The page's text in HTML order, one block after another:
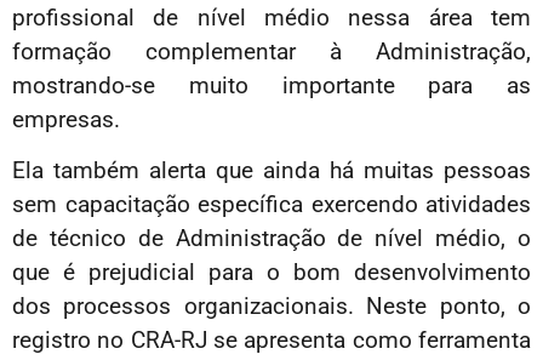
profissional de nível médio nessa área tem
formação complementar à Administração,
mostrando-se muito importante para as
empresas.
Ela também alerta que ainda há muitas pessoas
sem capacitação específica exercendo atividades
de técnico de Administração de nível médio, o
que é prejudicial para o bom desenvolvimento
dos processos organizacionais. Neste ponto, o
registro no CRA-RJ se apresenta como ferramenta